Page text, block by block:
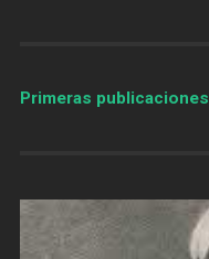
Primeras publicaciones